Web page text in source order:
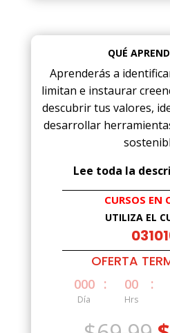
QUÉ
Aprenderás a
limitan e instaurar
descubrir tus valores,
desarrollar
Lee toda la
CURSOS EN
UTILIZA EL
OFERTA
000
Día
: 00
Hrs
: